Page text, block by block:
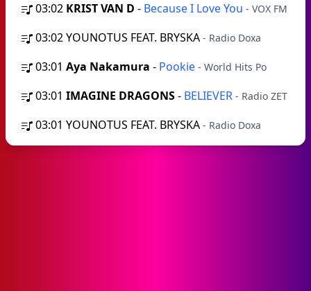
03:02 KRIST VAN D - Because I Love You - VOX FM
03:02YOUNOTUS FEAT. BRYSKA - Radio Doxa
03:01 Aya Nakamura - Pookie - World Hits Po
03:01 IMAGINE DRAGONS- BELIEVER - Radio ZET
03:01 YOUNOTUS FEAT. BRYSKA - Radio Doxa